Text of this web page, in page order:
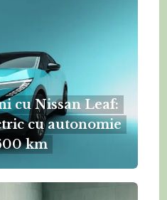
cu Nissan Leaf:
cu autonomie
km